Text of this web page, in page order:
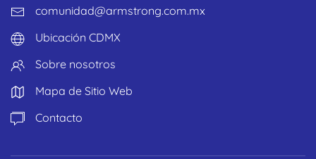
comunidad@armstrong.com.mx
Ubicación CDMX
Sobre nosotros
Mapa de Sitio Web
Contacto